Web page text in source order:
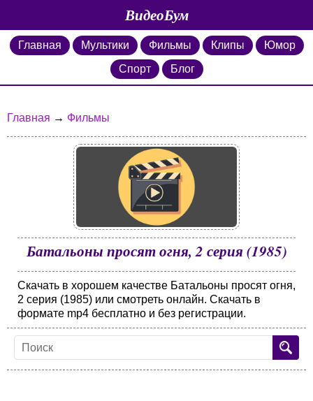
ВидеоБум
Главная Мультики Фильмы Клипы
Юмор
Спорт
Блог
Главная → Фильмы
Батальоны просят огня, 2 серия (1985)
Скачать в хорошем качестве Батальоны просят огня,
2 серия (1985) или смотреть онлайн. Скачать в
формате mp4 бесплатно и без регистрации.